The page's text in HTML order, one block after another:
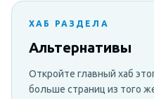
ХАБ РАЗДЕЛА
Альтернативы
Откройте главный хаб
больше страниц из того